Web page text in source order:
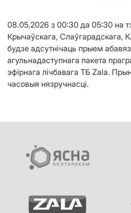
08.05.2026 з 00:30 да 05:30 на
Крычаўскага, Слаўгарадскага,
будзе адсутнічаць прыем
агульнадаступнага пакета
эфірнага лічбавага ТБ Zala.
часовыя нязручнасці.